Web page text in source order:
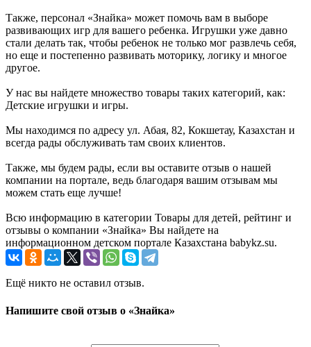
Также, персонал «Знайка» может помочь вам в выборе
развивающих игр для вашего ребенка. Игрушки уже давно
стали делать так, чтобы ребенок не только мог развлечь себя,
но еще и постепенно развивать моторику, логику и многое
другое.
У нас вы найдете множество товары таких категорий, как:
Детские игрушки и игры.
Мы находимся по адресу ул. Абая, 82, Кокшетау, Казахстан и
всегда рады обслуживать там своих клиентов.
Также, мы будем рады, если вы оставите отзыв о нашей
компании на портале, ведь благодаря вашим отзывам мы
можем стать еще лучше!
Всю информацию в категории Товары для детей, рейтинг и
отзывы о компании «Знайка» Вы найдете на
информационном детском портале Казахстана babykz.su.
Ещё никто не оставил отзыв.
Напишите свой отзыв о «Знайка»